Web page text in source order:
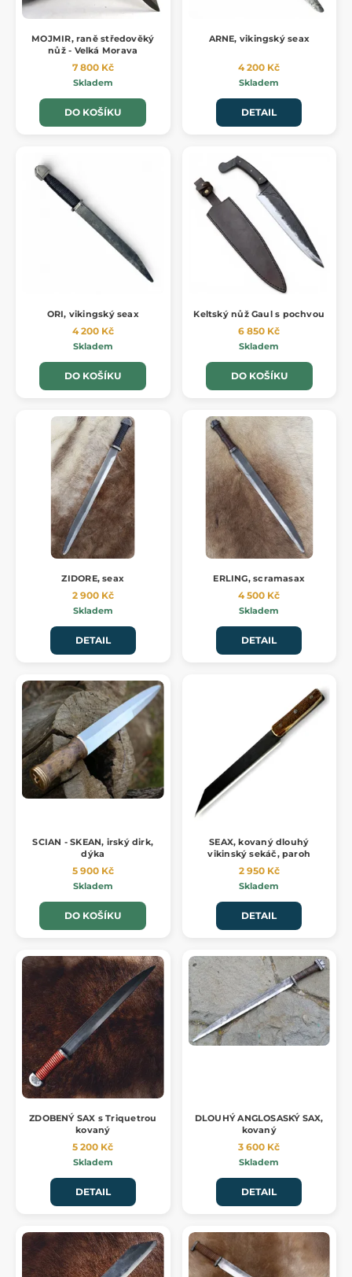
MOJMIR, raně středověký
nůž - Velká Morava
7 800 Kč
Skladem
DO KOŠÍKU
ARNE, vikingský seax
4 200 Kč
Skladem
DETAIL
ORI, vikingský seax
4 200 Kč
Skladem
DO KOŠÍKU
Keltský nůž Gaul s pochvou
6 850 Kč
Skladem
DO KOŠÍKU
ZIDORE, seax
2 900 Kč
Skladem
DETAIL
ERLING, scramasax
4 500 Kč
Skladem
DETAIL
SCIAN - SKEAN, irský dirk,
dýka
5 900 Kč
Skladem
DO KOŠÍKU
SEAX, kovaný dlouhý
vikinský sekáč, paroh
2 950 Kč
Skladem
DETAIL
ZDOBENÝ SAX s Triquetrou
kovaný
5 200 Kč
Skladem
DETAIL
DLOUHÝ ANGLOSASKÝ SAX,
kovaný
3 600 Kč
Skladem
DETAIL